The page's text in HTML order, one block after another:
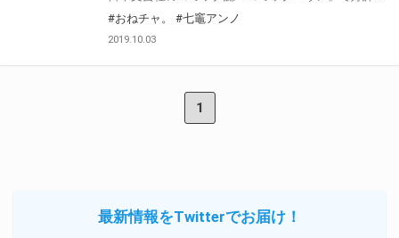
#おねチャ。
#七竈アンノ
2019.10.03
1
最新情報をTwitterでお届け！